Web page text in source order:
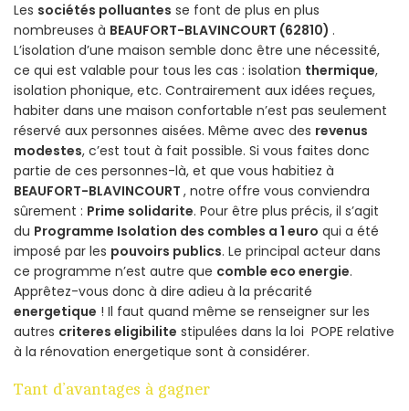
Les sociétés polluantes se font de plus en plus
nombreuses à BEAUFORT-BLAVINCOURT (62810) .
L’isolation d’une maison semble donc être une nécessité,
ce qui est valable pour tous les cas : isolation thermique,
isolation phonique, etc. Contrairement aux idées reçues,
habiter dans une maison confortable n’est pas seulement
réservé aux personnes aisées. Même avec des revenus
modestes, c’est tout à fait possible. Si vous faites donc
partie de ces personnes-là, et que vous habitiez à
BEAUFORT-BLAVINCOURT , notre offre vous conviendra
sûrement : Prime solidarite. Pour être plus précis, il s’agit
du Programme Isolation des combles a 1 euro qui a été
imposé par les pouvoirs publics. Le principal acteur dans
ce programme n’est autre que comble eco energie.
Apprêtez-vous donc à dire adieu à la précarité
energetique ! Il faut quand même se renseigner sur les
autres criteres eligibilite stipulées dans la loi POPE relative
à la rénovation energetique sont à considérer.
Tant d’avantages à gagner